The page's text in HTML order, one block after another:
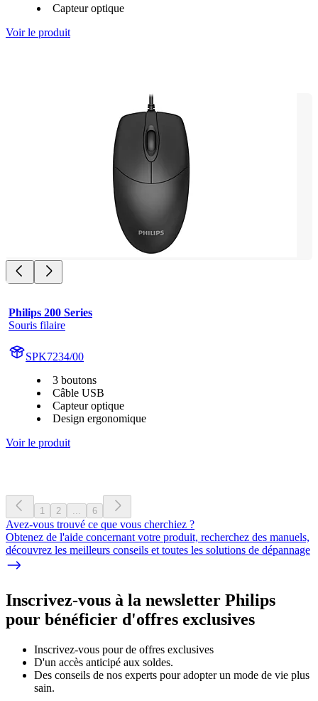
Capteur optique
Voir le produit
Philips 200 Series
Souris filaire
SPK7234/00
3 boutons
Câble USB
Capteur optique
Design ergonomique
Voir le produit
1 2 ... 6
Avez-vous trouvé ce que vous cherchiez ?
Obtenez de l'aide concernant votre produit, recherchez des manuels,
découvrez les meilleurs conseils et toutes les solutions de dépannage
Inscrivez-vous à la newsletter Philips
pour bénéficier d'offres exclusives
Inscrivez‑vous pour de offres exclusives
D'un accès anticipé aux soldes.
Des conseils de nos experts pour adopter un mode de vie plus
sain.